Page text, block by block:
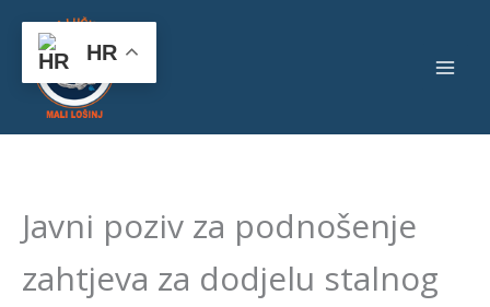
content
Javni poziv za podnošenje
zahtjeva za dodjelu stalnog
HR